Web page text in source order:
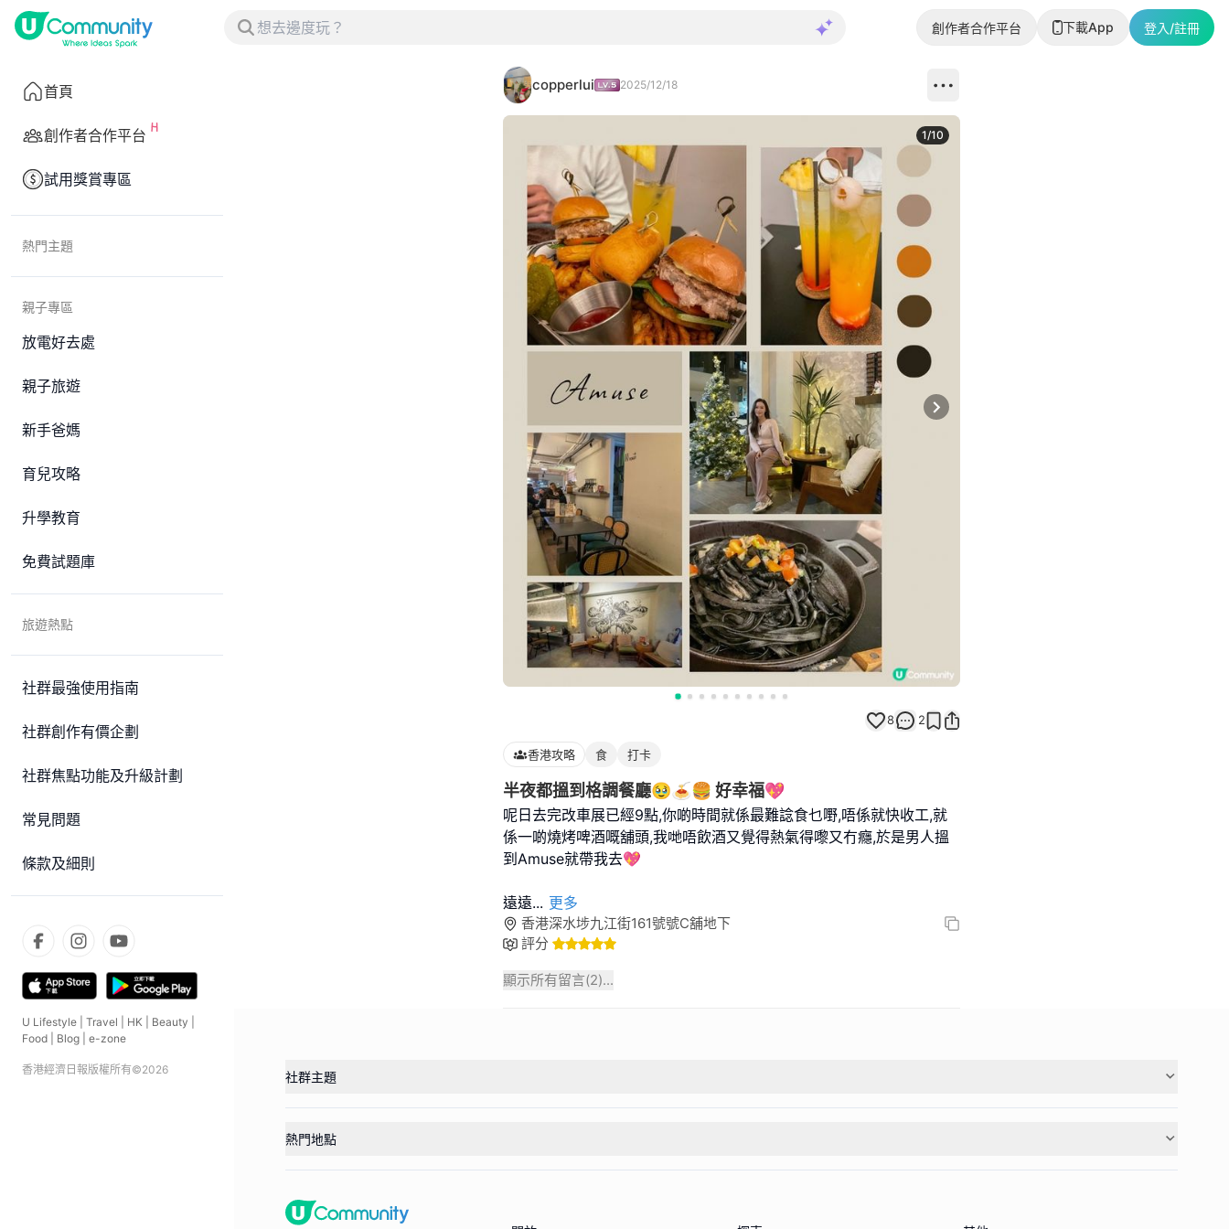
創作者合作平台 下載App 登入/註冊
首頁
創作者合作平台
試用獎賞專區
熱門主題
親子專區
放電好去處
親子旅遊
新手爸媽
育兒攻略
升學教育
免費試題庫
旅遊熱點
社群最強使用指南
社群創作有價企劃
社群焦點功能及升級計劃
常見問題
條款及細則
U Lifestyle Travel HK Beauty
Food
Blog e-zone
香港經濟日報版權所有©2026
copperlui 2025/12/18
Next slide
1/10
8 2
香港攻略 食 打卡
半夜都搵到格調餐廳🥹🍝🍔 好幸福💖
呢日去完改車展已經9點,你啲時間就係最難諗食乜嘢,唔係就快收工,就
係一啲燒烤啤酒嘅舖頭,我哋唔飲酒又覺得熱氣得嚟又冇癮,於是男人搵
到Amuse就帶我去💖
遠遠... 更多
香港深水埗九江街161號號C舖地下
評分
顯示所有留言(2)...
社群主題
熱門地點